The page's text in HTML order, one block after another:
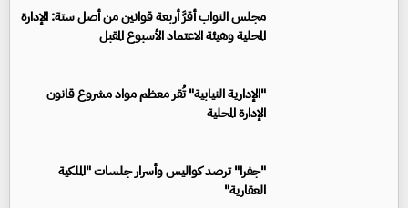
مجلس النواب أقرَّ أربعة قوانين من أصل ستة: الإدارة
المحلية وهيئة الاعتماد الأسبوع المقبل
"الإدارية النيابية" تُقر معظم مواد مشروع قانون
الإدارة المحلية
"جفرا" ترصد كواليس وأسرار جلسات "الملكية
العقارية"